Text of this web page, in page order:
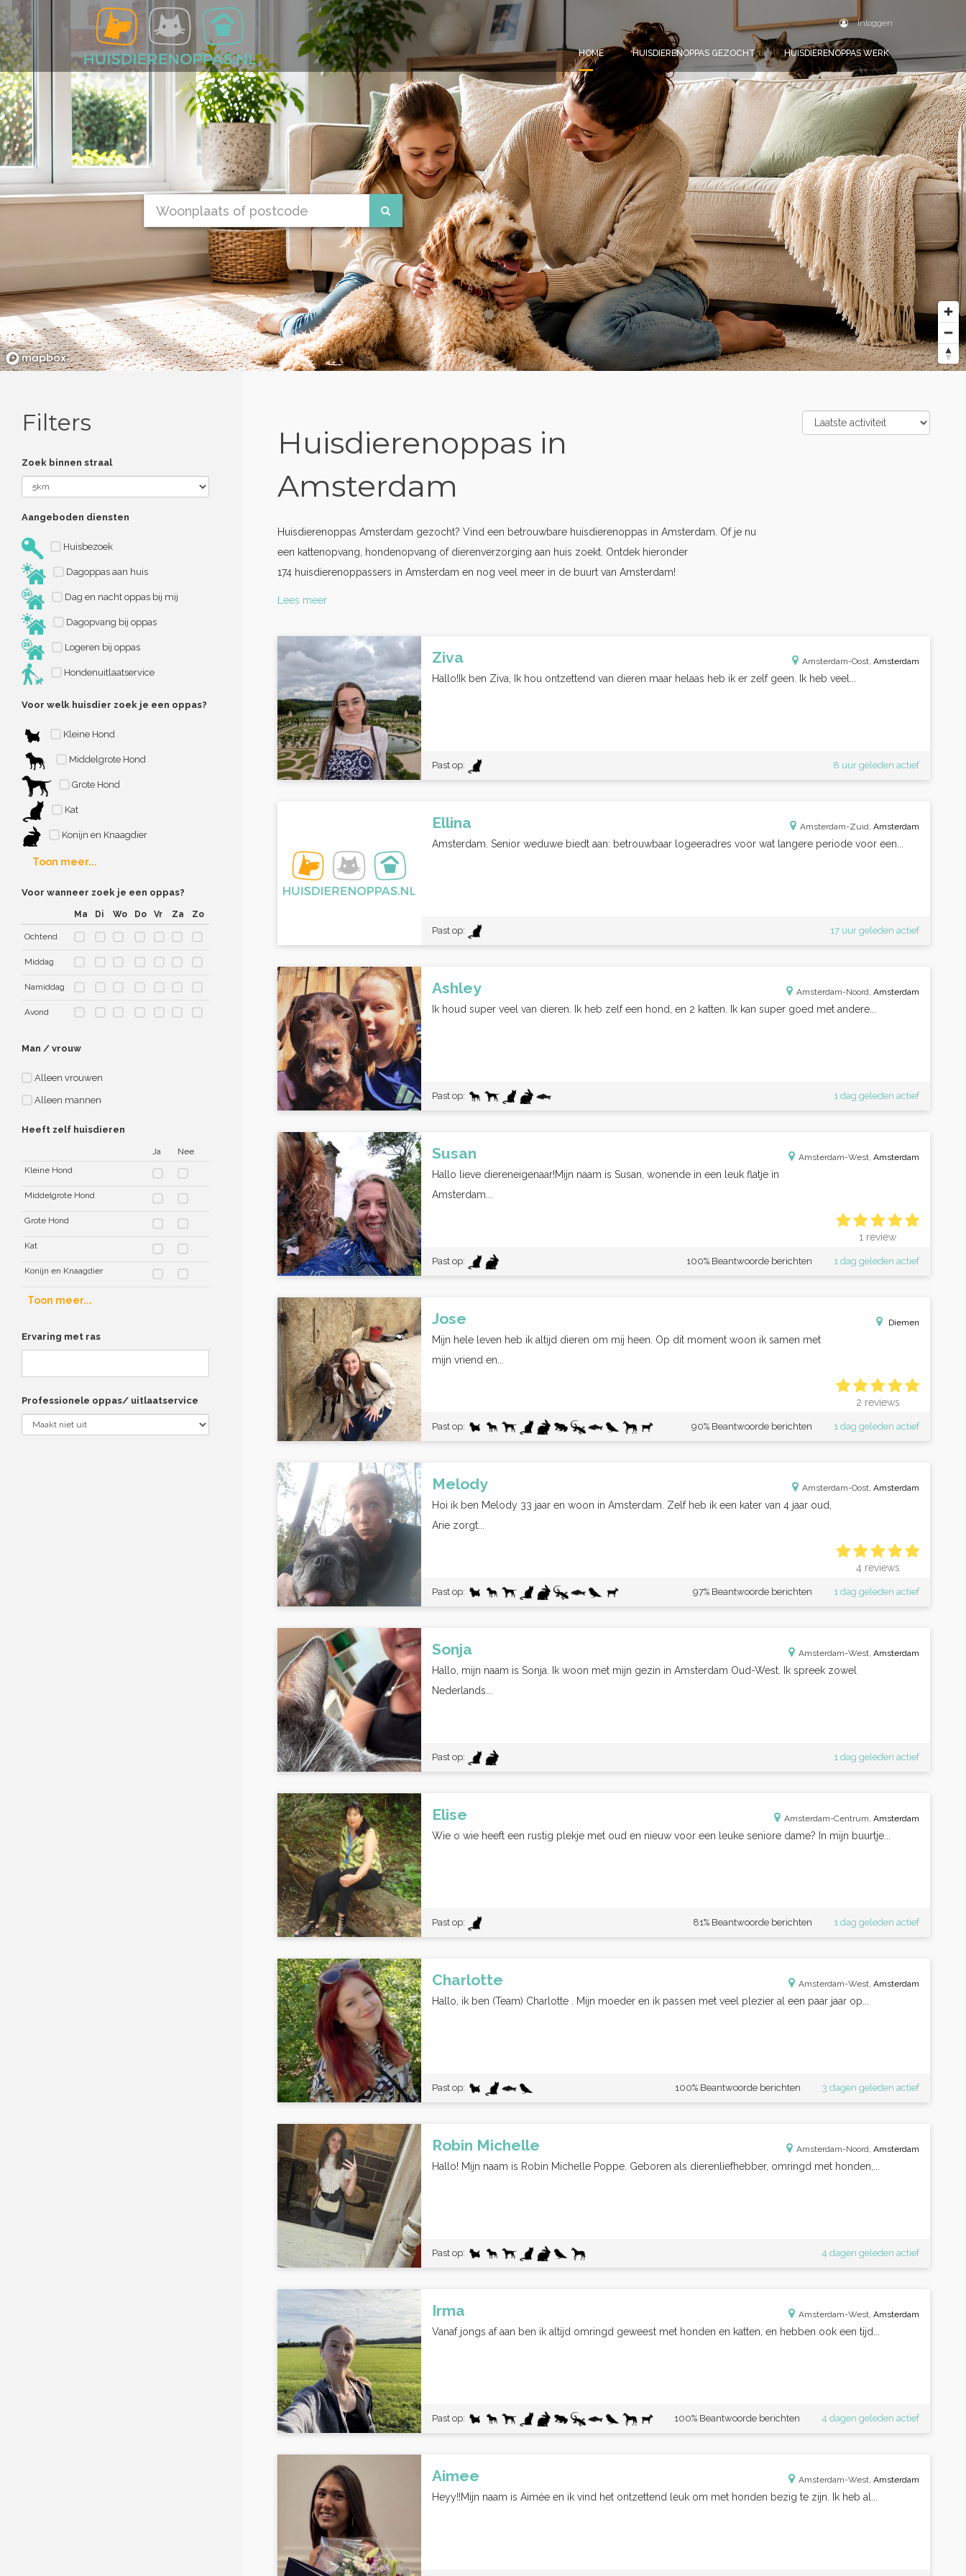
Inloggen
HOME HUISDIERENOPPAS GEZOCHT HUISDIERENOPPAS WERK
Filters
Zoek binnen straal
Aangeboden diensten
Huisbezoek
Dagoppas aan huis
Dag en nacht oppas bij mij
Dagopvang bij oppas
Logeren bij oppas
Hondenuitlaatservice
Voor welk huisdier zoek je een oppas?
Kleine Hond
Middelgrote Hond
Grote Hond
Kat
Konijn en Knaagdier
Toon meer...
Voor wanneer zoek je een oppas?
Ma Di Wo Do Vr Za Zo
Ochtend
Middag
Namiddag
Avond
Man / vrouw
Alleen vrouwen
Alleen mannen
Heeft zelf huisdieren
Ja
Nee
Kleine Hond
Middelgrote Hond
Grote Hond
Kat
Konijn en Knaagdier
Toon meer...
Ervaring met ras
Professionele oppas/ uitlaatservice
Huisdierenoppas in
Amsterdam
Huisdierenoppas Amsterdam gezocht? Vind een betrouwbare huisdierenoppas in Amsterdam. Of je nu
een kattenopvang, hondenopvang of dierenverzorging aan huis zoekt. Ontdek hieronder
174 huisdierenoppassers in Amsterdam en nog veel meer in de buurt van Amsterdam!
Lees meer
Ziva Amsterdam-Oost, Amsterdam
Hallo!Ik ben Ziva, Ik hou ontzettend van dieren maar helaas heb ik er zelf geen. Ik heb veel...
Past op: 8 uur geleden actief
Ellina Amsterdam-Zuid, Amsterdam
Amsterdam. Senior weduwe biedt aan: betrouwbaar logeeradres voor wat langere periode voor een...
Past op: 17 uur geleden actief
Ashley Amsterdam-Noord, Amsterdam
Ik houd super veel van dieren. Ik heb zelf een hond, en 2 katten. Ik kan super goed met andere...
Past op: 1 dag geleden actief
Susan Amsterdam-West, Amsterdam
1 review
Hallo lieve diereneigenaar!Mijn naam is Susan, wonende in een leuk flatje in
Amsterdam...
Past op: 1 dag geleden actief
100% Beantwoorde berichten
Jose Diemen
2 reviews
Mijn hele leven heb ik altijd dieren om mij heen. Op dit moment woon ik samen met
mijn vriend en...
Past op: 1 dag geleden actief
90% Beantwoorde berichten
Melody Amsterdam-Oost, Amsterdam
4 reviews
Hoi ik ben Melody 33 jaar en woon in Amsterdam. Zelf heb ik een kater van 4 jaar oud,
Arie zorgt...
Past op: 1 dag geleden actief
97% Beantwoorde berichten
Sonja Amsterdam-West, Amsterdam
Hallo, mijn naam is Sonja. Ik woon met mijn gezin in Amsterdam Oud-West. Ik spreek zowel
Nederlands...
Past op: 1 dag geleden actief
Elise Amsterdam-Centrum, Amsterdam
Wie o wie heeft een rustig plekje met oud en nieuw voor een leuke seniore dame? In mijn buurtje...
Past op: 1 dag geleden actief
81% Beantwoorde berichten
Charlotte Amsterdam-West, Amsterdam
Hallo, ik ben (Team) Charlotte . Mijn moeder en ik passen met veel plezier al een paar jaar op...
Past op: 3 dagen geleden actief
100% Beantwoorde berichten
Robin Michelle Amsterdam-Noord, Amsterdam
Hallo! Mijn naam is Robin Michelle Poppe. Geboren als dierenliefhebber, omringd met honden,...
Past op: 4 dagen geleden actief
Irma Amsterdam-West, Amsterdam
Vanaf jongs af aan ben ik altijd omringd geweest met honden en katten, en hebben ook een tijd...
Past op: 4 dagen geleden actief
100% Beantwoorde berichten
Aimee Amsterdam-West, Amsterdam
Heyy!!Mijn naam is Aimée en ik vind het ontzettend leuk om met honden bezig te zijn. Ik heb al...